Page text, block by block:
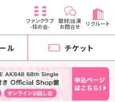
ファンクラブ
-柱の会-
取材/出演
お問合せ リクルート
ル チケット